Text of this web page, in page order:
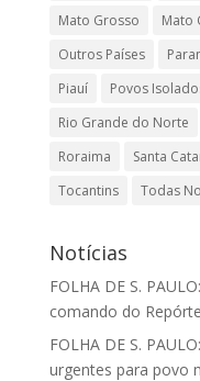
Mato Grosso
Mato
Outros Países
Piauí
Povos
Rio Grande do Norte
Roraima
Santa
Tocantins
Todas
Notícias
FOLHA DE S.
comando do
FOLHA DE S.
urgentes para povo